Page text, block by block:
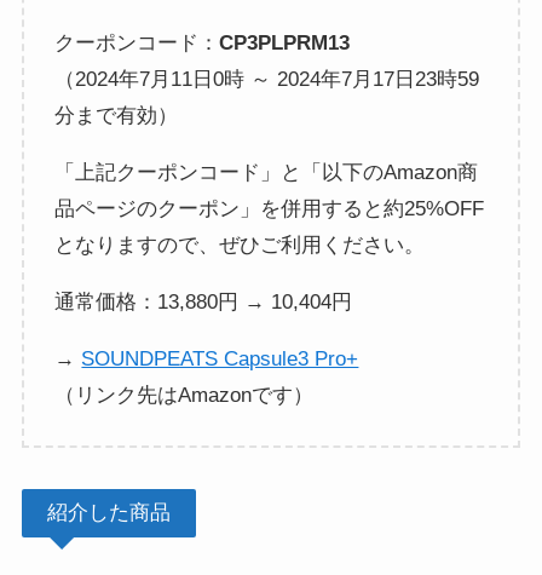
クーポンコード：CP3PLPRM13
（2024年7月11日0時 ～ 2024年7月17日23時59
分まで有効）
「上記クーポンコード」と「以下のAmazon商
品ページのクーポン」を併用すると約25%OFF
となりますので、ぜひご利用ください。
通常価格：13,880円 → 10,404円
→ SOUNDPEATS Capsule3 Pro+
（リンク先はAmazonです）
紹介した商品